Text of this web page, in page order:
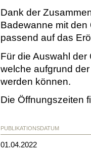
Dank der
Badewanne mit
passend auf das
Für die Auswahl
welche aufgrund
werden können.
Die Öffnungszeiten
PUBLIKATIONSDATUM
01.04.2022